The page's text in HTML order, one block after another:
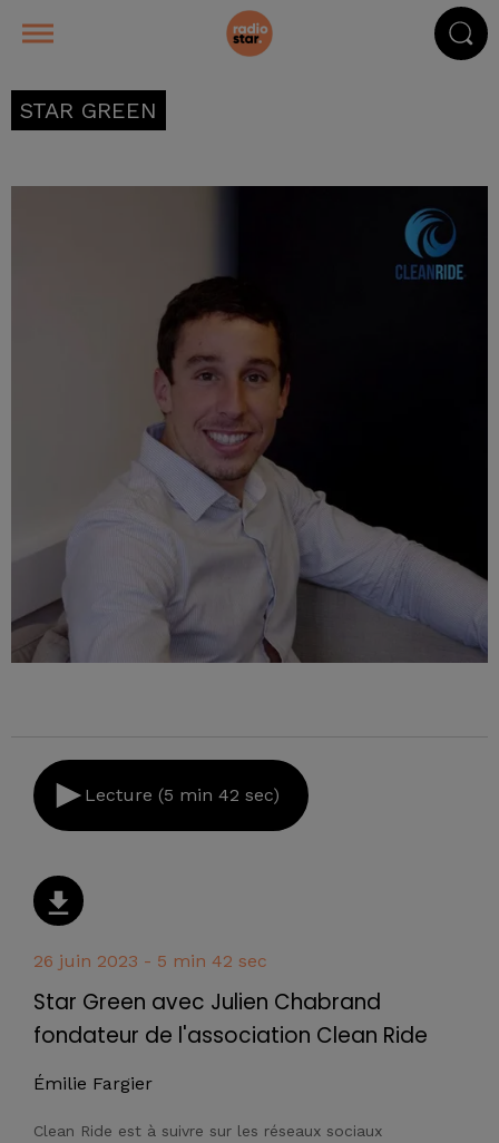
STAR GREEN
Lecture (5 min 42 sec)
26 juin 2023 - 5 min 42 sec
Star Green avec Julien Chabrand
fondateur de l'association Clean Ride
Émilie Fargier
Clean Ride est à suivre sur les réseaux sociaux